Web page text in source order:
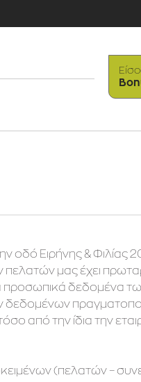
οδό Ειρήνης & Φιλίας
μας έχει
προσωπικά δεδομένα
από την ίδια την
(πελατών –